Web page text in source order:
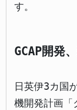
す。
GCAP開発
日英伊3カ国
機開発計画「